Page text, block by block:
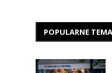
POPULARNE